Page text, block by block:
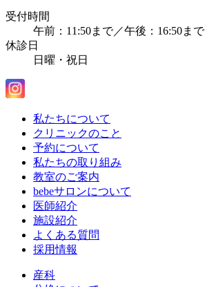
受付時間
午前：11:50まで／午後：16:50まで
休診日
日曜・祝日
私たちについて
クリニックのこと
予約について
私たちの取り組み
教室のご案内
bebeサロンについて
医師紹介
施設紹介
よくある質問
採用情報
産科